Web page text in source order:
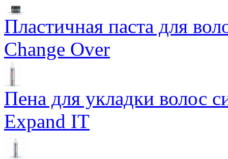
Пластичная паста для
Change Over
Пена для укладки волос
Expand IT